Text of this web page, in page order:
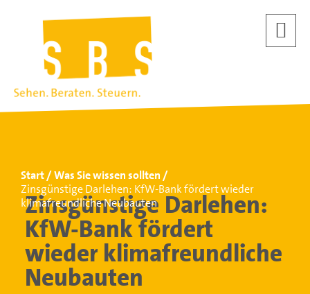
Start
Was Sie wissen sollten
Zinsgünstige Darlehen: KfW-Bank fördert wieder
klimafreundliche Neubauten
Zinsgünstige Darlehen:
KfW-Bank fördert
wieder klimafreundliche
Neubauten